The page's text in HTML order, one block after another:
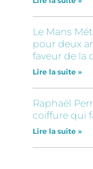
Le Mans
pour deux
faveur de la
Lire la suite »
Raphaël
coiffure qui
Lire la suite »